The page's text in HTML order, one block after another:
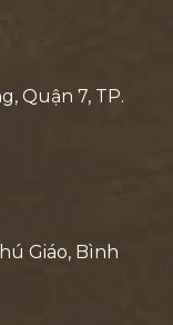
Quận 7, TP.
Giáo, Bình